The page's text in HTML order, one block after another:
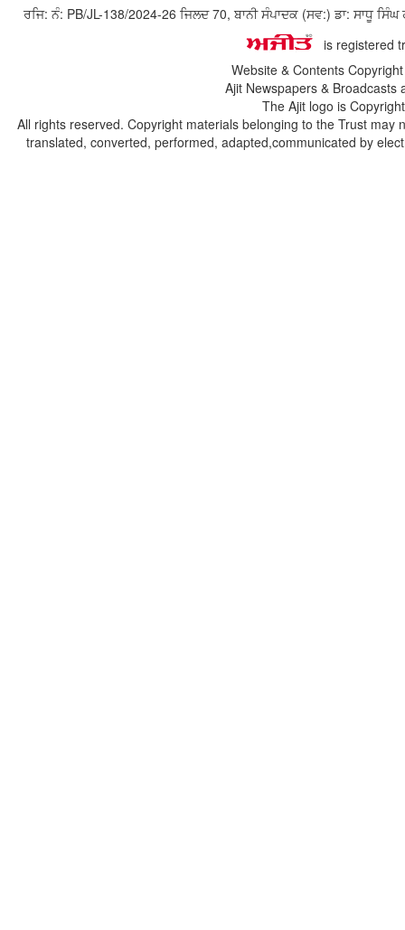
ਰਜਿ: ਨੰ: PB/JL-138/2024-26 ਜਿਲਦ 70, ਬਾਨੀ ਸੰਪਾਦਕ (ਸਵ:) ਡਾ: ਸਾਧੂ
is registered
Website & Contents
Ajit Newspapers &
The Ajit logo is
All rights reserved. Copyright materials belonging to the Trust
translated, converted, performed, adapted,communicated by